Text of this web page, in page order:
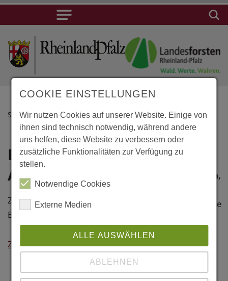
STARTSEITE
Böhmenkirch,
Arzpraxis
Zweigeschossiges
Brettsperrholzgebäude
Zurück
Lage
Böhmenkirch,
Friedhofstrasse
Böhmenkirch
COOKIE EINSTELLUNGEN
Wir nutzen Cookies auf unserer Website. Einige von
ihnen sind technisch notwendig, während andere
uns helfen, diese Website zu verbessern oder
zusätzliche Funktionalitäten zur Verfügung zu
stellen.
Notwendige Cookies
Externe Medien
ALLE AUSWÄHLEN
ABLEHNEN